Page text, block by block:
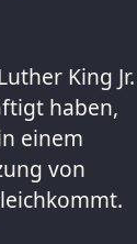
King Jr.
haben,
einem
von